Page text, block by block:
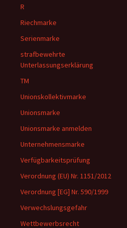
R
Riechmarke
Serienmarke
strafbewehrte
Unterlassungserklärung
TM
Unionskollektivmarke
Unionsmarke
Unionsmarke anmelden
Unternehmensmarke
Verfügbarkeitsprüfung
Verordnung (EU) Nr. 1151/2012
Verordnung [EG] Nr. 590/1999
Verwechslungsgefahr
Wettbewerbsrecht